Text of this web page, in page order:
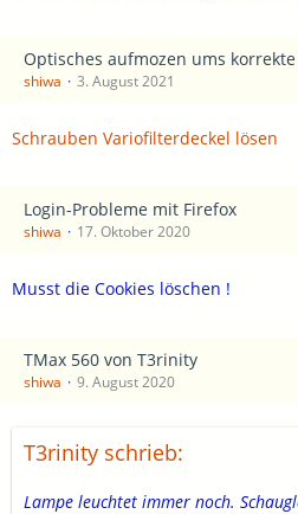
Optisches aufmozen ums korrekte
shiwa 3. August 2021
Schrauben Variofilterdeckel lösen
Login-Probleme mit Firefox
shiwa 17. Oktober 2020
Musst die Cookies löschen !
TMax 560 von T3rinity
shiwa 9. August 2020
T3rinity schrieb:
Lampe leuchtet immer noch.